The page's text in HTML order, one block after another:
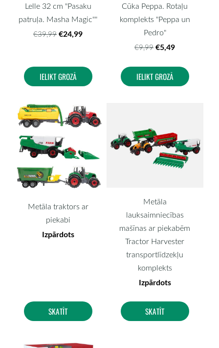
Lelle 32 cm "Pasaku
patruļa. Masha Magic""
€39,99 €24,99
IELIKT GROZĀ
Cūka Peppa. Rotaļu
komplekts "Peppa un
Pedro"
€9,99 €5,49
IELIKT GROZĀ
Metāla traktors ar
piekabi
Izpārdots
SKATĪT
Metāla
lauksaimniecības
mašīnas ar piekabēm
Tractor Harvester
transportlīdzekļu
komplekts
Izpārdots
SKATĪT